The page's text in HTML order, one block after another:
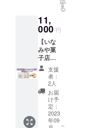
(M、L、
XL)をお
選びく
ださ
い。指
定がな
い場
合、男
性はLサ
イズ、
女性は
Mサイ
ズを発
送しま
※ご支援
ず「備
考」欄
を希望
するお
名前(本
名・団
体名・
ニック
ネーム
のいず
れか)を
お書き
くださ
デザイ
ンのね
ぷたを
お届け
しま
す。東
奥義塾
の校章
と同じ
紫基調
の特別
な金魚
ねぷた
になり
す
る
11,
000 円
【いな
みや菓
子店・
東奥義
塾もな
か(12個
入り)】
弘前市
で同窓
生が経
営する
支援
者：
2人
お届
け予
定：
2023
年09